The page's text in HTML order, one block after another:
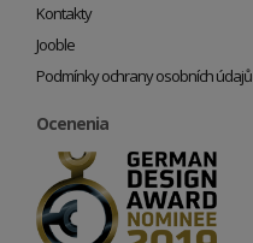
Kontakty
Jooble
Podmínky ochrany osobních údajů
Ocenenia